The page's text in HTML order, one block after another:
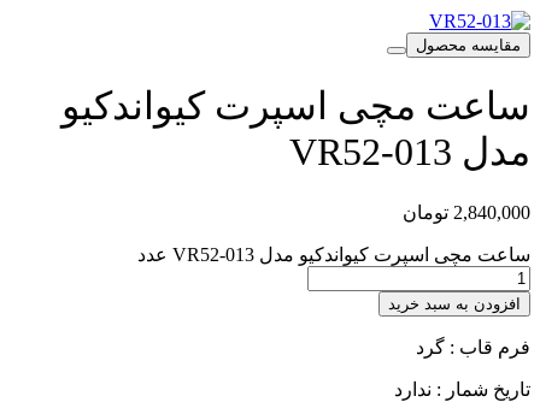
مقایسه محصول
ساعت مچی اسپرت کیواندکیو
مدل VR52-013
2,840,000 تومان
ساعت مچی اسپرت کیواندکیو مدل VR52-013 عدد
افزودن به سبد خرید
فرم قاب : گرد
تاریخ شمار : ندارد